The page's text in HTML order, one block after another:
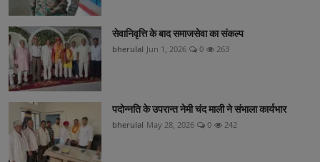
सेवानिवृत्ति के बाद समाजसेवा का संकल्प
bherulal Jun 1, 2026 0 263
पदोन्नति के उपरान्त नेमी चंद माली ने संभाला कार्यभार
bherulal May 28, 2026 0 242